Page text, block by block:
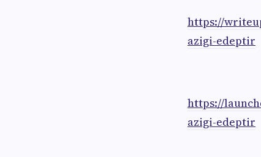
https://
azigi-edeptir
https://
azigi-edeptir